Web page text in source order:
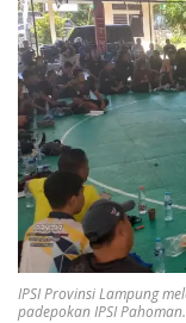
IPSI Provinsi Lampung
padepokan IPSI